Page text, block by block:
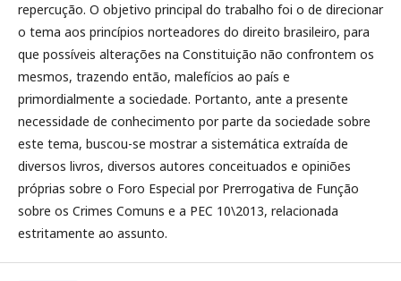
repercução. O objetivo principal do trabalho foi o de direcionar
o tema aos princípios norteadores do direito brasileiro, para
que possíveis alterações na Constituição não confrontem os
mesmos, trazendo então, malefícios ao país e
primordialmente a sociedade. Portanto, ante a presente
necessidade de conhecimento por parte da sociedade sobre
este tema, buscou-se mostrar a sistemática extraída de
diversos livros, diversos autores conceituados e opiniões
próprias sobre o Foro Especial por Prerrogativa de Função
sobre os Crimes Comuns e a PEC 10\2013, relacionada
estritamente ao assunto.